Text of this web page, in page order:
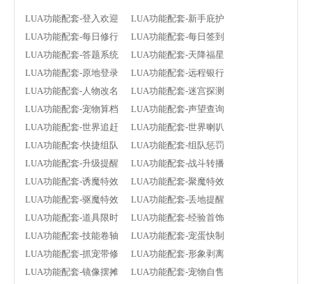
LUA功能配套-登入欢迎 LUA功能配套-新手庇护
LUA功能配套-每日修行 LUA功能配套-每日签到
LUA功能配套-答题系统 LUA功能配套-天降福星
LUA功能配套-原地登录 LUA功能配套-远程银行
LUA功能配套-人物改名 LUA功能配套-迷宫探测
LUA功能配套-宠物算档 LUA功能配套-声望查询
LUA功能配套-世界追赶 LUA功能配套-世界喇叭
LUA功能配套-快捷组队 LUA功能配套-组队惩罚
LUA功能配套-升级提醒 LUA功能配套-战斗转播
LUA功能配套-诱魔特效 LUA功能配套-聚魔特效
LUA功能配套-驱魔特效 LUA功能配套-丢地提醒
LUA功能配套-道具限时 LUA功能配套-经验首饰
LUA功能配套-技能卷轴 LUA功能配套-宠蛋快制
LUA功能配套-抓宠带修 LUA功能配套-形象剥离
LUA功能配套-镜像摆摊 LUA功能配套-宠物自售